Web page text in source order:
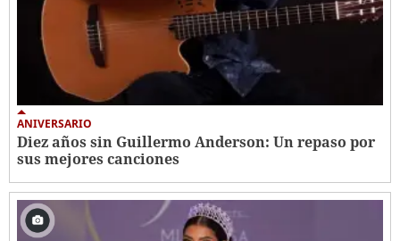
ANIVERSARIO
Diez años sin Guillermo Anderson: Un repaso por
sus mejores canciones